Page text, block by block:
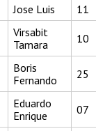
Jose Luis 11
Virsabit
Tamara
10
Boris
Fernando
25
Eduardo
Enrique
07